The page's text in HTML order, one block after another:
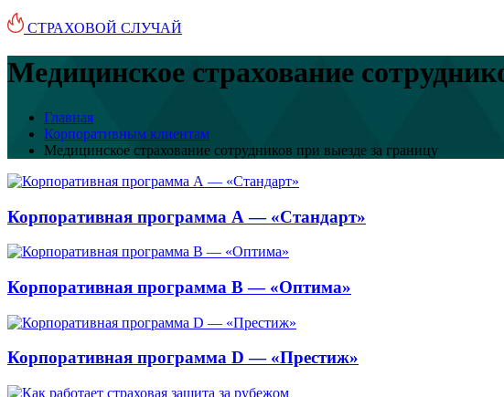
СТРАХОВОЙ СЛУЧАЙ
Медицинское страхование
Главная
Корпоративным клиентам
Медицинское страхование сотрудников при выезде за границу
Корпоративная программа А — «Стандарт»
Корпоративная программа B — «Оптима»
Корпоративная программа D — «Престиж»